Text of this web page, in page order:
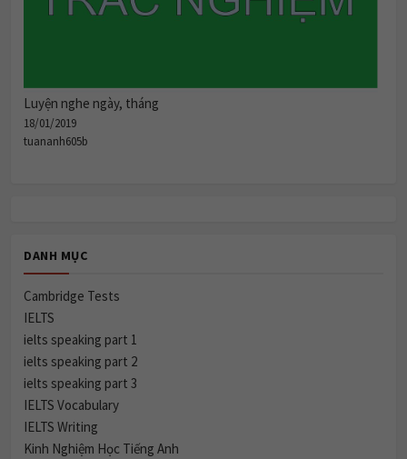
Luyện nghe ngày, tháng
18/01/2019
tuananh605b
DANH MỤC
Cambridge Tests
IELTS
ielts speaking part 1
ielts speaking part 2
ielts speaking part 3
IELTS Vocabulary
IELTS Writing
Kinh Nghiệm Học Tiếng Anh